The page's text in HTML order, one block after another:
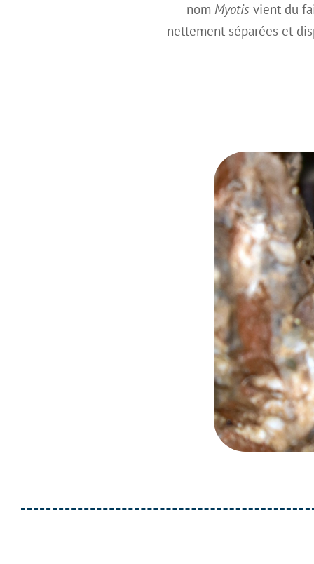
nom Myotisvient du
nettement séparées et
Capaccini